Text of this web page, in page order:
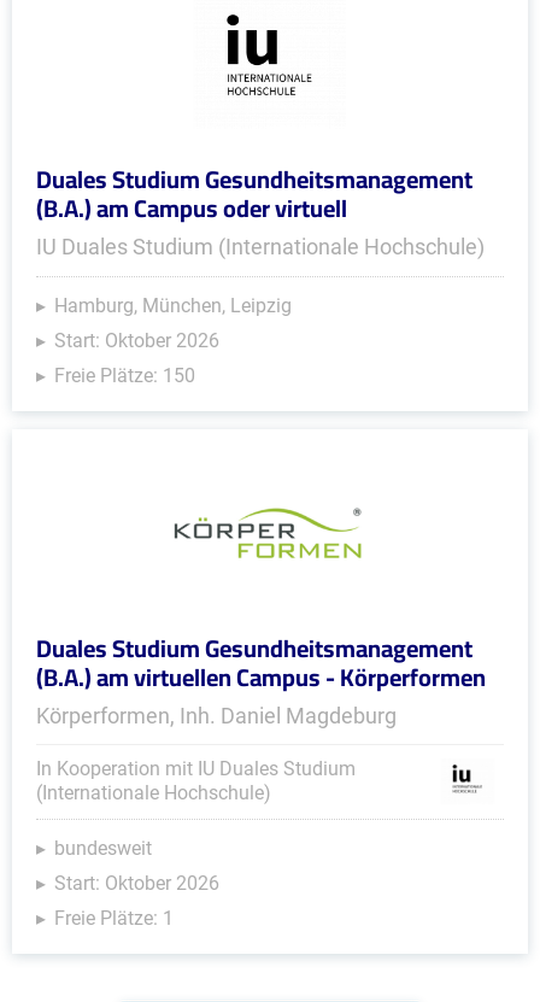
Duales Studium Gesundheitsmanagement
(B.A.) am Campus oder virtuell
IU Duales Studium (Internationale Hochschule)
Hamburg, München, Leipzig
Start: Oktober 2026
Freie Plätze: 150
Duales Studium Gesundheitsmanagement
(B.A.) am virtuellen Campus - Körperformen
Körperformen, Inh. Daniel Magdeburg
In Kooperation mit IU Duales Studium
(Internationale Hochschule)
bundesweit
Start: Oktober 2026
Freie Plätze: 1